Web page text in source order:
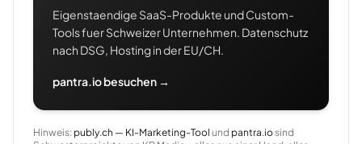
Eigenstaendige SaaS-Produkte und Custom-
Tools fuer Schweizer Unternehmen. Datenschutz
nach DSG, Hosting in der EU/CH.
pantra.io besuchen →
Hinweis: publy.ch — KI-Marketing-Tool und pantra.iosind